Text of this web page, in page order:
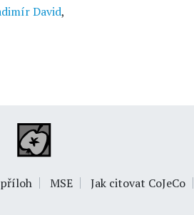
David,
MSE Jak citovat CoJeCo